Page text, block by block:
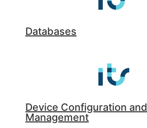
Databases
Device Configuration and
Management